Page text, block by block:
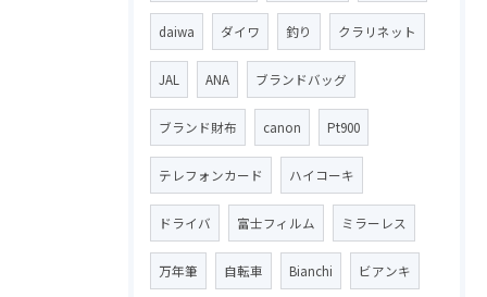
daiwa ダイワ 釣り クラリネット
JAL ANA ブランドバッグ
ブランド財布 canon Pt900
テレフォンカード ハイコーキ
ドライバ 富士フィルム ミラーレス
万年筆 自転車 Bianchi ビアンキ